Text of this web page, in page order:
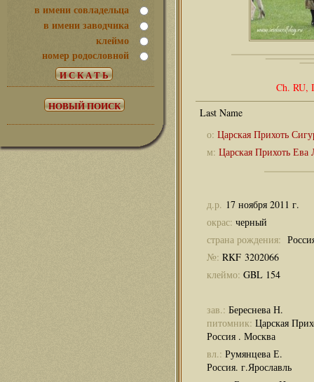
в имени совладельца
в имени заводчика
клеймо
номер родословной
Ch. RU,
о: Царская Прихоть
м: Царская Прихоть
д.р. 17 ноября 2011 г.
окрас: черный
страна рождения:
№: RKF 3202066
клеймо: GBL 154
зав.: Береснева Н.
питомник: Царская
Россия . Москва
вл.: Румянцева Е.
Россия. г.Ярославль